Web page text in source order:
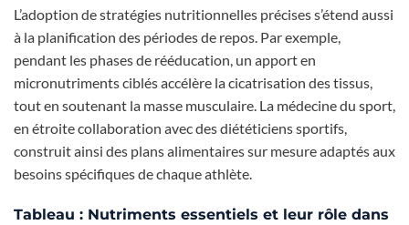
L’adoption de stratégies nutritionnelles précises s’étend aussi
à la planification des périodes de repos. Par exemple,
pendant les phases de rééducation, un apport en
micronutriments ciblés accélère la cicatrisation des tissus,
tout en soutenant la masse musculaire. La médecine du sport,
en étroite collaboration avec des diététiciens sportifs,
construit ainsi des plans alimentaires sur mesure adaptés aux
besoins spécifiques de chaque athlète.
Tableau : Nutriments essentiels et leur rôle dans